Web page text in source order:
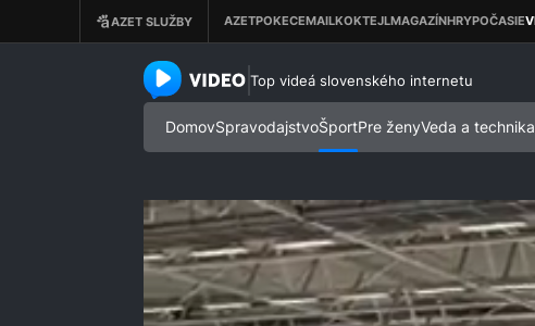
azet.video.sk
Top videá slovenského internetu
DomovSpravodajstvoŠportPre ženyVeda a technika